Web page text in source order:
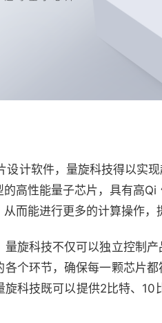
设计软件，量旋科技得以实
高性能量子芯片，具有高
而能进行更多的计算操作，
旋科技不仅可以独立控制
个环节，确保每一颗芯片
科技既可以提供2比特、